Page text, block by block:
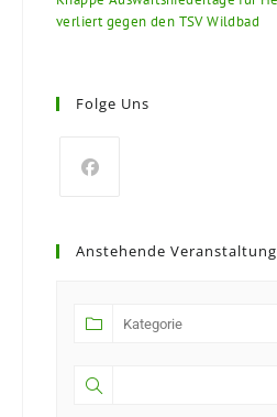
verliert gegen den TSV Wildbad
Folge Uns
Anstehende